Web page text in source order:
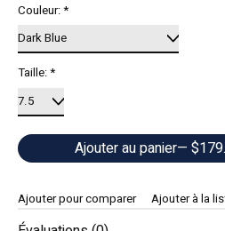
Couleur:*
Taille:*
Ajouter au panier —
Ajouter pour comparer Ajouter à la